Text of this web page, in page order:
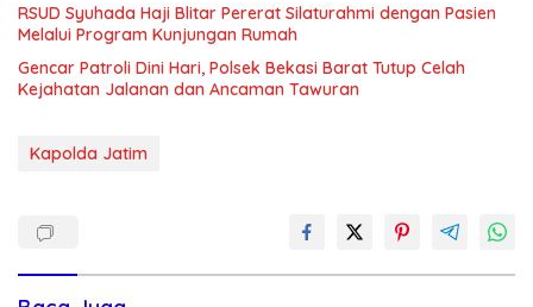
RSUD Syuhada Haji Blitar Pererat Silaturahmi dengan Pasien
Melalui Program Kunjungan Rumah
Gencar Patroli Dini Hari, Polsek Bekasi Barat Tutup Celah
Kejahatan Jalanan dan Ancaman Tawuran
Kapolda Jatim